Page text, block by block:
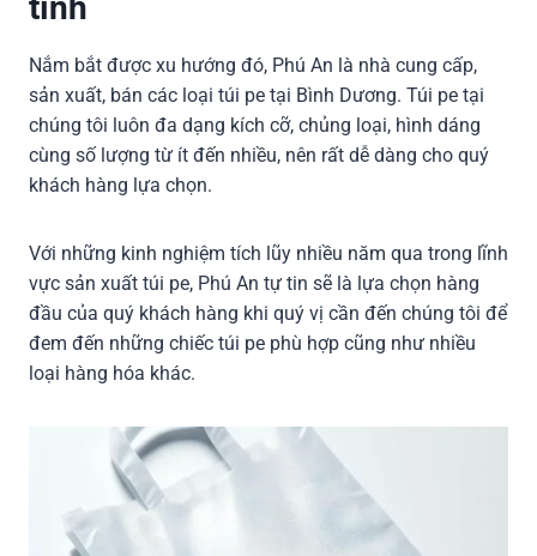
tình
Nắm bắt được xu hướng đó, Phú An là nhà cung cấp,
sản xuất, bán các loại túi pe tại Bình Dương. Túi pe tại
chúng tôi luôn đa dạng kích cỡ, chủng loại, hình dáng
cùng số lượng từ ít đến nhiều, nên rất dễ dàng cho quý
khách hàng lựa chọn.
Với những kinh nghiệm tích lũy nhiều năm qua trong lĩnh
vực sản xuất túi pe, Phú An tự tin sẽ là lựa chọn hàng
đầu của quý khách hàng khi quý vị cần đến chúng tôi để
đem đến những chiếc túi pe phù hợp cũng như nhiều
loại hàng hóa khác.